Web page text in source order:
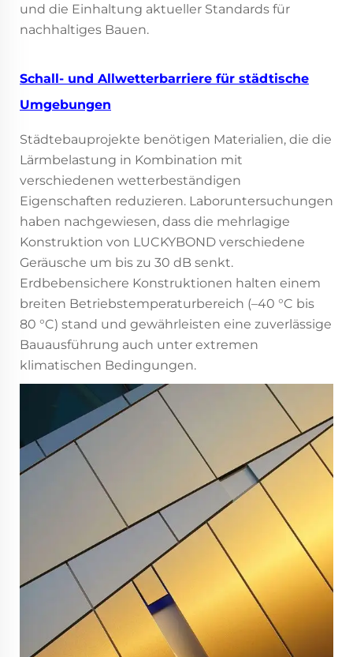
und die Einhaltung aktueller Standards für
nachhaltiges Bauen.
Schall- und Allwetterbarriere für städtische
Umgebungen
Städtebauprojekte benötigen Materialien, die die
Lärmbelastung in Kombination mit
verschiedenen wetterbeständigen
Eigenschaften reduzieren. Laboruntersuchungen
haben nachgewiesen, dass die mehrlagige
Konstruktion von LUCKYBOND verschiedene
Geräusche um bis zu 30 dB senkt.
Erdbebensichere Konstruktionen halten einem
breiten Betriebstemperaturbereich (–40 °C bis
80 °C) stand und gewährleisten eine zuverlässige
Bauausführung auch unter extremen
klimatischen Bedingungen.